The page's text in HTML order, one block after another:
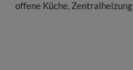
offene Küche Zentralheizung